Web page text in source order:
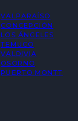
VALPARAÍSO
CONCEPCIÓN
LOS ÁNGELES
TEMUCO
VALDIVIA
OSORNO
PUERTO MONTT